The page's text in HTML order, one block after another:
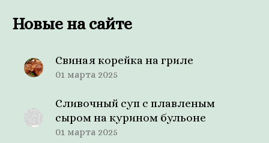
Новые на сайте
Свиная корейка на гриле
01 марта 2025
Сливочный суп с плавленым
сыром на курином бульоне
01 марта 2025